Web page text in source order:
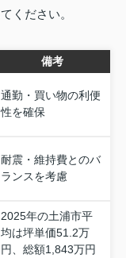
ください。
備考
通勤・買い物の利便
性を確保
耐震・維持費とのバ
ランスを考慮
2025年の土浦市平
均は坪単価51.2万
円、総額1,843万円